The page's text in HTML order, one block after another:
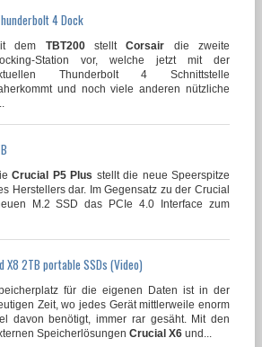
4 Dock
dem TBT200stelltCorsair die zweite
Station vor, welche jetzt mit der
Thunderbolt 4 Schnittstelle
und noch viele anderen nützliche
Crucial P5 Plus stellt die neue Speerspitze
Herstellers dar. Im Gegensatz zu der Crucial
M.2 SSD das PCIe 4.0 Interface zum
X8 2TB portable SSDs (Video)
für die eigenen Daten ist in der
Zeit, wo jedes Gerät mittlerweile enorm
davon benötigt, immer rar gesäht. Mit den
Speicherlösungen Crucial X6 und...